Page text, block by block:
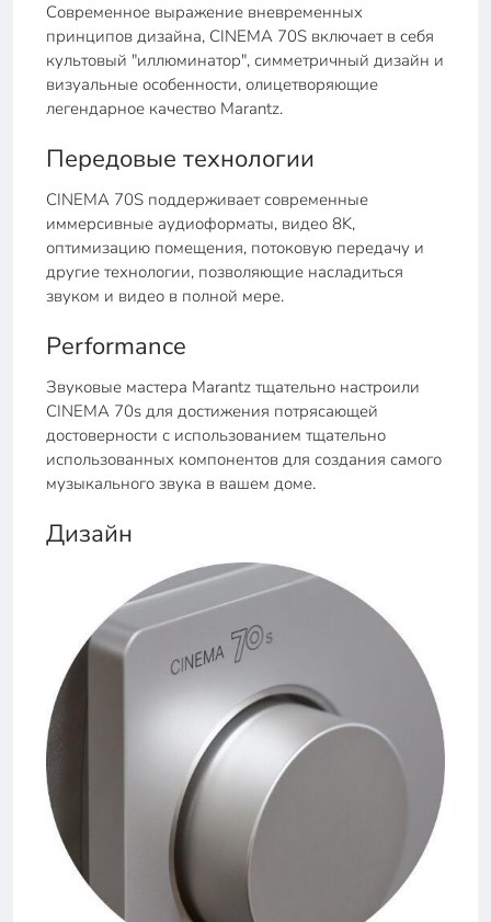
Современное выражение вневременных
принципов дизайна, CINEMA 70S включает в себя
культовый "иллюминатор", симметричный дизайн и
визуальные особенности, олицетворяющие
легендарное качество Marantz.
Передовые технологии
CINEMA 70S поддерживает современные
иммерсивные аудиоформаты, видео 8K,
оптимизацию помещения, потоковую передачу и
другие технологии, позволяющие насладиться
звуком и видео в полной мере.
Performance
Звуковые мастера Marantz тщательно настроили
CINEMA 70s для достижения потрясающей
достоверности с использованием тщательно
использованных компонентов для создания самого
музыкального звука в вашем доме.
Дизайн